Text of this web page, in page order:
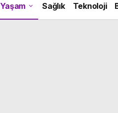
Yaşam Sağlık Teknoloji